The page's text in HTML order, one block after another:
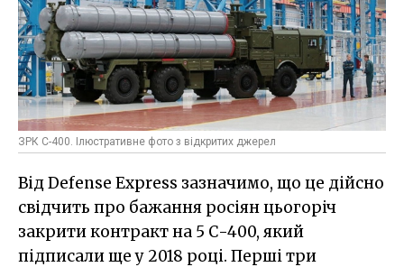
ЗРК С-400. Ілюстративне фото з відкритих джерел
Від Defense Express зазначимо, що це дійсно
свідчить про бажання росіян цьогоріч
закрити контракт на 5 С-400, який
підписали ще у 2018 році. Перші три